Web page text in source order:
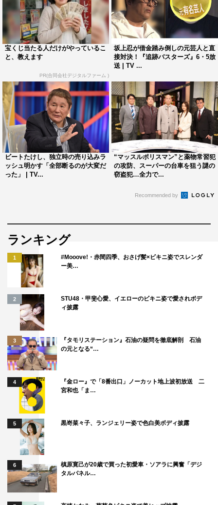
©TBS
ウルフアロン バイきんぐ ヒロミ
ひろゆき ぺこぱ 坂上忍
宝くじ当たる人だけがやっているこ
と、教えます
PR(合同会社デジタルファーム )
坂上忍が借金踏み倒しの元芸人と直
接対決！『追跡バスターズ』6・5放
送 | TV ...
ビートたけし、独立時の売り込みラ
ッシュ明かす「全部断るのが大変だ
った」 | TV...
“マッスルポリスマン”と薬物常習犯
の攻防、スーパーの台車を狙う謎の
窃盗犯…全力で...
Recommended by
ランキング
1
#Mooove!・赤間四季、おさげ髪×ビキニ姿でスレンダ
ー美…
2
STU48・甲斐心愛、イエローのビキニ姿で愛されボデ
ィ披露
3
『タモリステーション』石油の疑問を徹底解剖 石油
の元となる“…
4
『金ロー』で「8番出口」ノーカット地上波初放送 二
宮和也「ま…
5 黒嵜菜々子、ランジェリー姿で色白美ボディ披露
6
槙原寛己が20歳で買った初愛車・ソアラに興奮「デジ
タルパネル…